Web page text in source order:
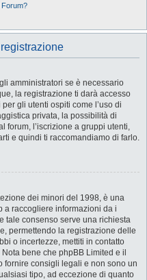
amministratori se è necessario
la registrazione ti darà accesso
gli utenti ospiti come l’uso di
privata, la possibilità di
forum, l’iscrizione a gruppi utenti,
e quindi ti raccomandiamo di farlo.
dei minori del 1998, è una
a raccogliere informazioni da i
tale consenso serve una richiesta
permettendo la registrazione delle
o incertezze, mettiti in contatto
bene che phpBB Limited e il
fornire consigli legali e non sono un
tipo, ad eccezione di quanto